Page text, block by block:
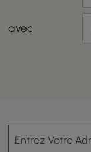
avec
Entrez Votre